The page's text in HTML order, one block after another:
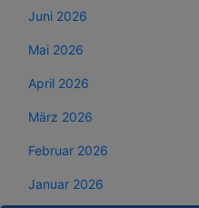
Juni 2026
Mai 2026
April 2026
März 2026
Februar 2026
Januar 2026